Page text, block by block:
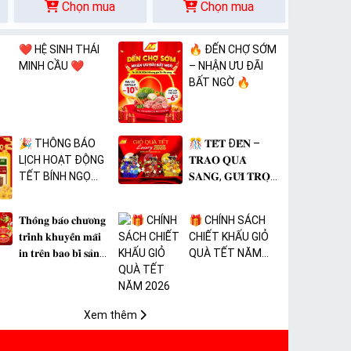
Chọn mua Chọn mua
❤️ HỆ SINH THÁI
MINH CẦU ❤️
🔥 ĐẾN CHỢ SỚM
– NHẬN ƯU ĐÃI
BẤT NGỜ 🔥
🎉 THÔNG BÁO
LỊCH HOẠT ĐỘNG
TẾT BÍNH NGỌ
🎊 𝐓𝐄̂́𝐓 Đ𝐄̂́𝐍 –
𝐓𝐑𝐀𝐎 𝐐𝐔𝐀̀
𝐒𝐀𝐍𝐆, 𝐆𝐔̛̉𝐈 𝐓𝐑𝐎̣𝐍
𝐓𝐡𝐨̂𝐧𝐠 𝐛𝐚́𝐨 𝐜𝐡𝐮̛𝐨̛𝐧𝐠
𝐭𝐫𝐢̀𝐧𝐡 𝐤𝐡𝐮𝐲𝐞̂́𝐧 𝐦𝐚̃𝐢
𝐢𝐧 𝐭𝐫𝐞̂𝐧 𝐛𝐚𝐨 𝐛𝐢̀ 𝐬𝐚̉𝐧
🎁 CHÍNH SÁCH
CHIẾT KHẤU GIỎ
QUÀ TẾT NĂM
Xem thêm